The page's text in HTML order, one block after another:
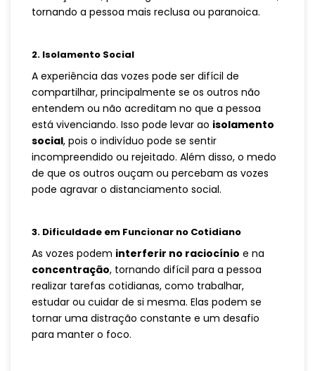
tornando a pessoa mais reclusa ou paranoica.
2. Isolamento Social
A experiência das vozes pode ser difícil de
compartilhar, principalmente se os outros não
entendem ou não acreditam no que a pessoa
está vivenciando. Isso pode levar ao isolamento
social, pois o indivíduo pode se sentir
incompreendido ou rejeitado. Além disso, o medo
de que os outros ouçam ou percebam as vozes
pode agravar o distanciamento social.
3. Dificuldade em Funcionar no Cotidiano
As vozes podem interferir no raciocínio e na
concentração, tornando difícil para a pessoa
realizar tarefas cotidianas, como trabalhar,
estudar ou cuidar de si mesma. Elas podem se
tornar uma distração constante e um desafio
para manter o foco.